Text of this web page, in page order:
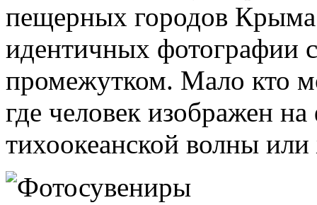
пещерных городов Крыма
идентичных фотографии
промежутком. Мало кто
где человек изображен
тихоокеанской волны